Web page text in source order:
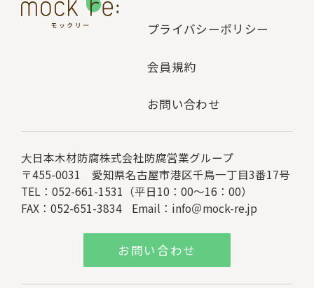
プライバシーポリシー
会員規約
お問い合わせ
大日本木材防腐株式会社防腐営業グループ
〒455-0031 愛知県名古屋市港区千鳥一丁目3番17号
TEL：052-661-1531（平日10：00～16：00）
FAX：052-651-3834
Email： info＠mock-re.jp
お問い合わせ